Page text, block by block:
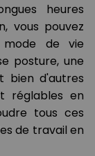
heures
vous pouvez
de vie
posture, une
bien d'autres
réglables en
tous ces
de travail en